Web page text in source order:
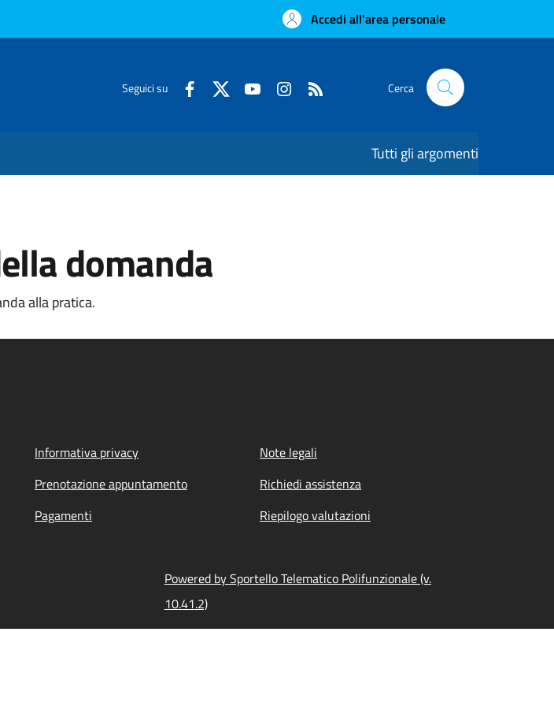
Accedi all'area personale
Seguici su Cerca
Tutti gli argomenti
domanda
alla pratica.
Informativa privacy
Note legali
Prenotazione appuntamento
Richiedi assistenza
Pagamenti
Riepilogo valutazioni
Powered by Sportello Telematico Polifunzionale (v.
10.41.2)